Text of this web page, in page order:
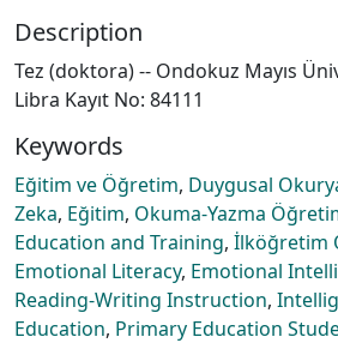
Description
Tez (doktora) -- Ondokuz Mayıs
Libra Kayıt No: 84111
Keywords
Eğitim ve Öğretim, Duygusal
Zeka, Eğitim, Okuma-Yazma
Education and Training, İlköğretim
Emotional Literacy, Emotional
Reading-Writing Instruction,
Education, Primary Education